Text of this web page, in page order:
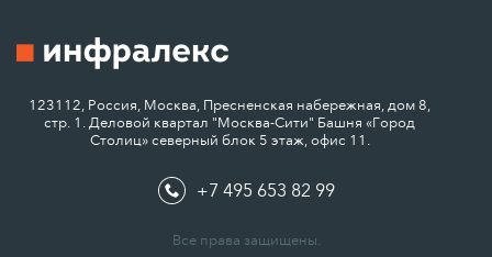
123112, Россия, Москва, Пресненская набережная, дом 8,
стр. 1. Деловой квартал "Москва-Сити" Башня «Город
Столиц» северный блок 5 этаж, офис 11.
+7 495 653 82 99
Все права защищены.